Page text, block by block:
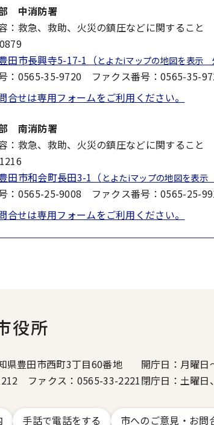
中消防署
：救急、救助、火災の鎮圧などに関すること
田市長興寺5-17-1（とよたiマップの地図を表示
：0565-35-9720 ファクス番号：0565-35-
合せは専用フォームをご利用ください。
南消防署
：救急、救助、火災の鎮圧などに関すること
田市和会町長田3-1（ とよたiマップの地図を表示
：0565-25-9008 ファクス番号：0565-25-
合せは専用フォームをご利用ください。
役所
豊田市西町3丁目60番地
ファクス：0565-33-2221
開庁日：月曜
閉庁日：土曜
手話で電話をする 市へのご意見・お問